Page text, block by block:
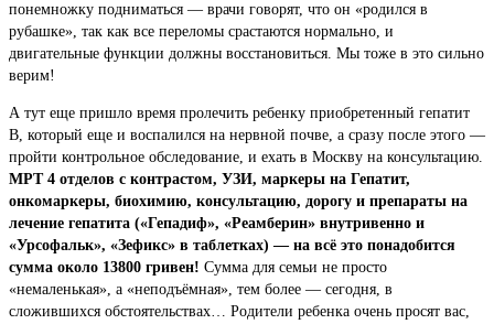
понемножку подниматься — врачи говорят, что он «родился в
рубашке», так как все переломы срастаются нормально, и
двигательные функции должны восстановиться. Мы тоже в это сильно
верим!
А тут еще пришло время пролечить ребенку приобретенный гепатит
В, который еще и воспалился на нервной почве, а сразу после этого —
пройти контрольное обследование, и ехать в Москву на консультацию.
МРТ 4 отделов с контрастом, УЗИ, маркеры на Гепатит,
онкомаркеры, биохимию, консультацию, дорогу и препараты на
лечение гепатита («Гепадиф», «Реамберин» внутривенно и
«Урсофальк», «Зефикс» в таблетках) — на всё это понадобится
сумма около 13800 гривен! Сумма для семьи не просто
«немаленькая», а «неподъёмная», тем более — сегодня, в
сложившихся обстоятельствах… Родители ребенка очень просят вас,